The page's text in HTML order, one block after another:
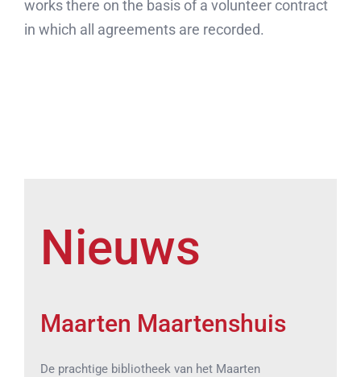
works there on the basis of a volunteer contract
in which all agreements are recorded.
Nieuws
Maarten Maartenshuis
De prachtige bibliotheek van het Maarten